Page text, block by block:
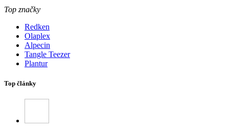
Top značky
Redken
Olaplex
Alpecin
Tangle Teezer
Plantur
Top články